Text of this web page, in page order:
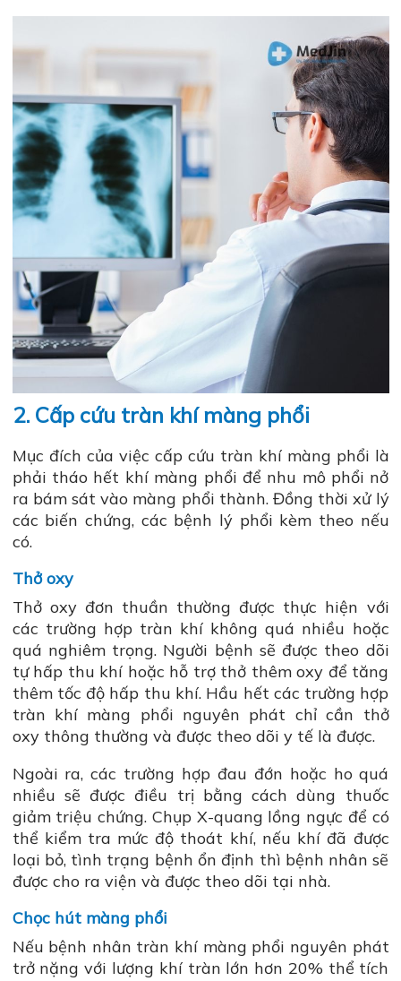
2. Cấp cứu tràn khí màng phổi
Mục đích của việc cấp cứu tràn khí màng phổi là
phải tháo hết khí màng phổi để nhu mô phổi nở
ra bám sát vào màng phổi thành. Đồng thời xử lý
các biến chứng, các bệnh lý phổi kèm theo nếu
có.
Thở oxy
Thở oxy đơn thuần thường được thực hiện với
các trường hợp tràn khí không quá nhiều hoặc
quá nghiêm trọng. Người bệnh sẽ được theo dõi
tự hấp thu khí hoặc hỗ trợ thở thêm oxy để tăng
thêm tốc độ hấp thu khí. Hầu hết các trường hợp
tràn khí màng phổi nguyên phát chỉ cần thở
oxy thông thường và được theo dõi y tế là được.
Ngoài ra, các trường hợp đau đớn hoặc ho quá
nhiều sẽ được điều trị bằng cách dùng thuốc
giảm triệu chứng. Chụp X-quang lồng ngực để có
thể kiểm tra mức độ thoát khí, nếu khí đã được
loại bỏ, tình trạng bệnh ổn định thì bệnh nhân sẽ
được cho ra viện và được theo dõi tại nhà.
Chọc hút màng phổi
Nếu bệnh nhân tràn khí màng phổi nguyên phát
trở nặng với lượng khí tràn lớn hơn 20% thể tích